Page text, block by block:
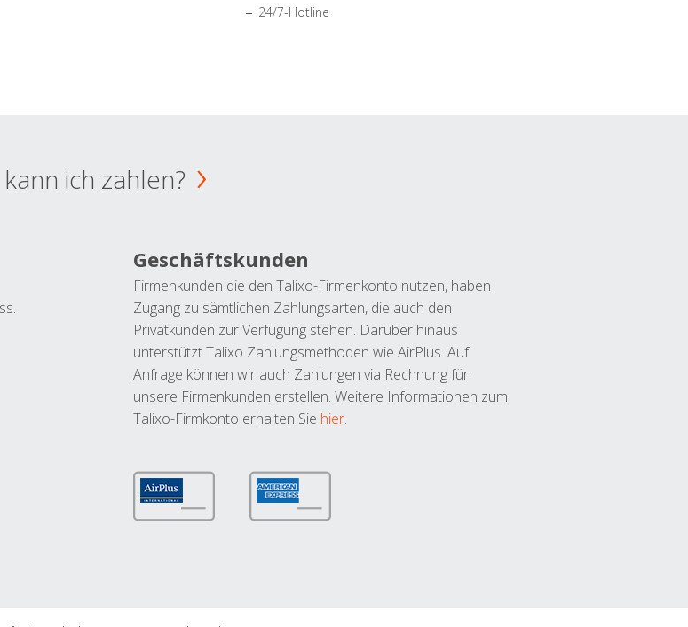
24/7-Hotline
ich zahlen?
Geschäftskunden
Firmenkunden die den Talixo-Firmenkonto nutzen, haben
Zugang zu sämtlichen Zahlungsarten, die auch den
Privatkunden zur Verfügung stehen. Darüber hinaus
unterstützt Talixo Zahlungsmethoden wie AirPlus. Auf
Anfrage können wir auch Zahlungen via Rechnung für
unsere Firmenkunden erstellen. Weitere Informationen zum
Talixo-Firmkonto erhalten Sie hier.